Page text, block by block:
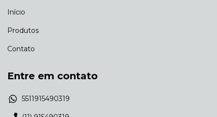
Início
Produtos
Contato
Entre em contato
5511915490319